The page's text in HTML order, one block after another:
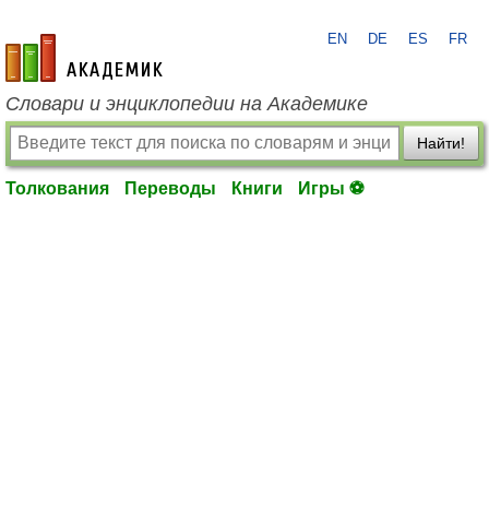
academic.ru
EN DE ES FR
Словари и энциклопедии на Академике
Найти!
Толкования Переводы Книги Игры ⚽